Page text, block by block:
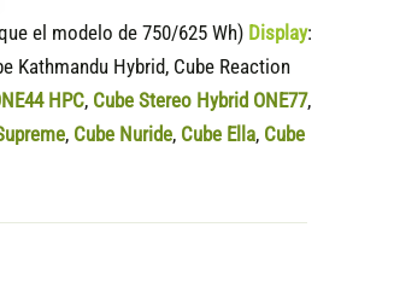
el modelo de 750/625 Wh) Display:
Kathmandu Hybrid, Cube Reaction
HPC, Cube Stereo Hybrid ONE77,
, Cube Nuride, Cube Ella, Cube